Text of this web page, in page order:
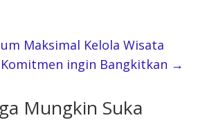
Maksimal Kelola Wisata
Komitmen ingin Bangkitkan →
Mungkin Suka